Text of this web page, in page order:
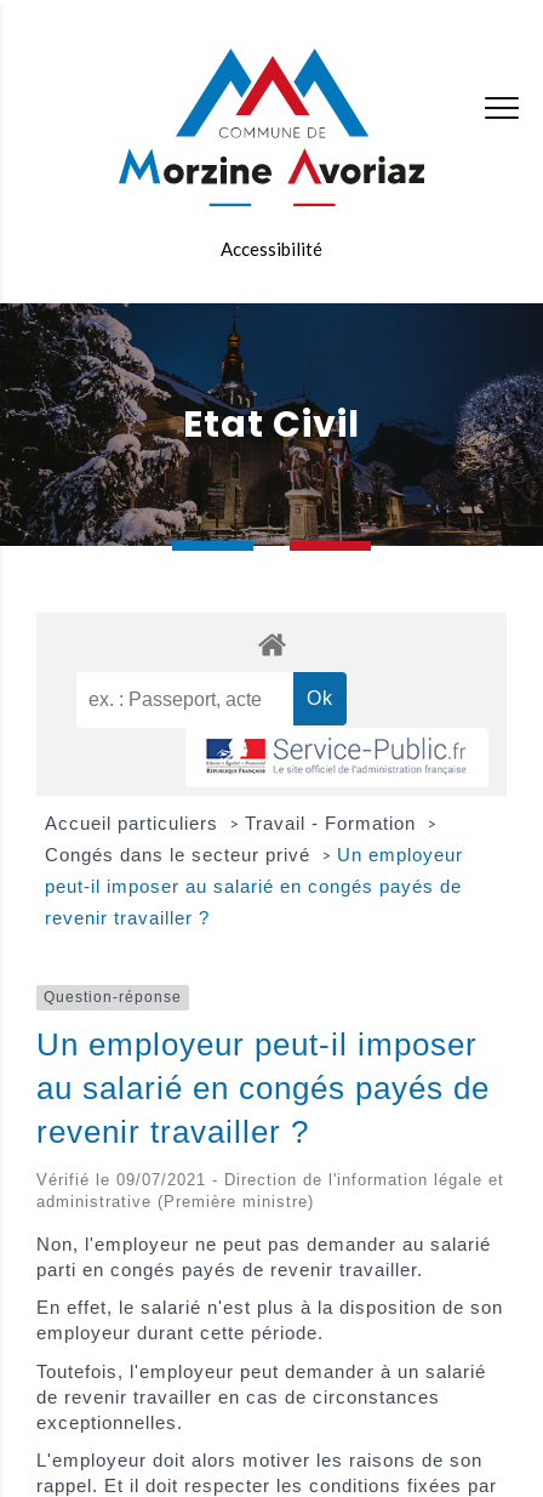
Accessibilité
Etat Civil
Accueil particuliers > Travail - Formation >
Congés dans le secteur privé > Un employeur
peut-il imposer au salarié en congés payés de
revenir travailler ?
Question-réponse
Un employeur peut-il imposer
au salarié en congés payés de
revenir travailler ?
Vérifié le 09/07/2021 - Direction de l'information légale et
administrative (Première ministre)
Non, l'employeur ne peut pas demander au salarié
parti en congés payés de revenir travailler.
En effet, le salarié n'est plus à la disposition de son
employeur durant cette période.
Toutefois, l'employeur peut demander à un salarié
de revenir travailler en cas de circonstances
exceptionnelles.
L'employeur doit alors motiver les raisons de son
rappel. Et il doit respecter les conditions fixées par